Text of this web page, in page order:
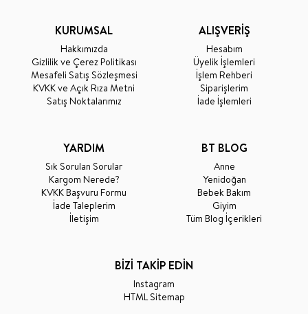
KURUMSAL
Hakkımızda
Gizlilik ve Çerez Politikası
Mesafeli Satış Sözleşmesi
KVKK ve Açık Rıza Metni
Satış Noktalarımız
ALIŞVERİŞ
Hesabım
Üyelik İşlemleri
İşlem Rehberi
Siparişlerim
İade İşlemleri
YARDIM
Sık Sorulan Sorular
Kargom Nerede?
KVKK Başvuru Formu
İade Taleplerim
İletişim
BT BLOG
Anne
Yenidoğan
Bebek Bakım
Giyim
Tüm Blog İçerikleri
BİZİ TAKİP EDİN
Instagram
HTML Sitemap